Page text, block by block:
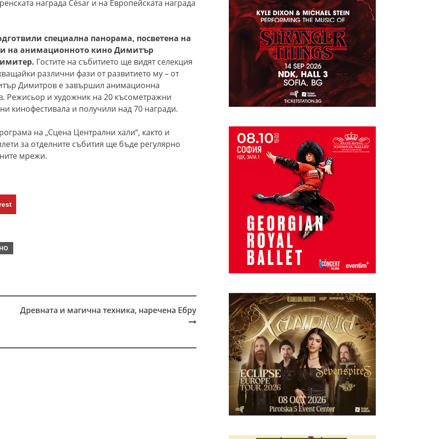
награда César и на Европейската награда
специална панорама, посветена на
на анимационното кино Димитър
Гостите на събитието ще видят селекция
различни фази от развитието му – от
Димитров е завършил анимационна
и художник на 20 късометражни
кинофестивала и получили над 70 награди.
на „Сцена Централни хали“, както и
за отделните събития ще бъде регулярно
мрежи.
Древната и магична техника, наречена Ебру